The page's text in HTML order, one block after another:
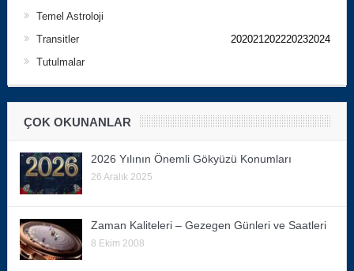
Temel Astroloji
Transitler
202021202220232024
Tutulmalar
ÇOK OKUNANLAR
2026 Yılının Önemli Gökyüzü Konumları
26 Aralık 2025
Zaman Kaliteleri – Gezegen Günleri ve Saatleri
8 Ekim 2008